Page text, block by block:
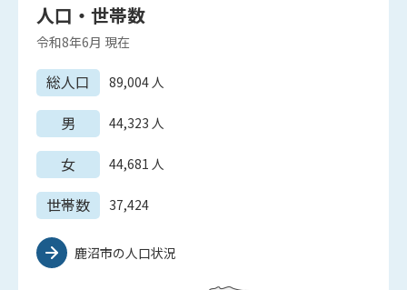
人口・世帯数
令和8年6月 現在
総人口 89,004 人
男 44,323 人
女 44,681 人
世帯数 37,424
鹿沼市の人口状況